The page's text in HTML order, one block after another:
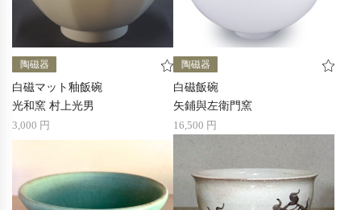
陶磁器
白磁マット釉飯碗
光和窯 村上光男
3,000 円
陶磁器
白磁飯碗
矢鋪與左衛門窯
16,500 円